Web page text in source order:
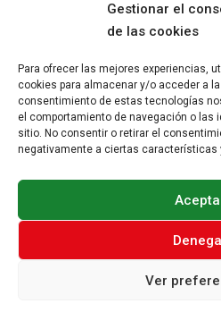
Gestionar el
de las cookies
Para ofrecer las mejores experiencias,
cookies para almacenar y/o acceder a
consentimiento de estas tecnologías
el comportamiento de navegación o
sitio. No consentir o retirar el
negativamente a ciertas características
Ver
embargo, los puntos de vista y
únicamente los del autor o autores
los de la Unión Europea o la Comisión
la Comisión Europea pueden ser
Silicon